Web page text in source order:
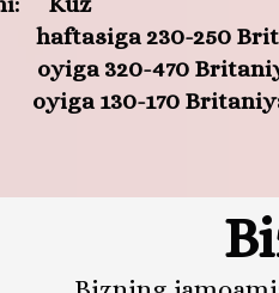
230-250
320-470
130-170 Britaniya